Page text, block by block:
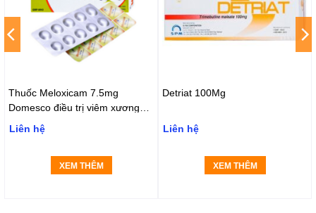
Thuốc Meloxicam 7.5mg
Domesco điều trị viêm xương
khớp, viêm cột sống (2 vỉ x 10
Liên hệ
XEM THÊM
Detriat 100Mg
Liên hệ
XEM THÊM